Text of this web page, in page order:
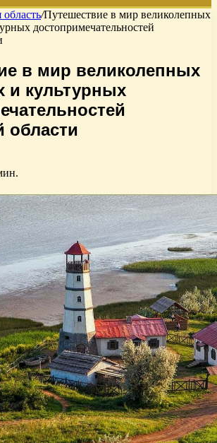
область/Путешествие в мир великолепных
достопримечательностей
в мир великолепных
и культурных
области